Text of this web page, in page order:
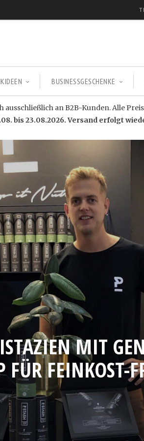
BUSINESSGESCHENKE
ausschließlich an B2B-Kunden. Alle
bis 23.08.2026. Versand erfolgt
MIT
FÜR FEINKOST-